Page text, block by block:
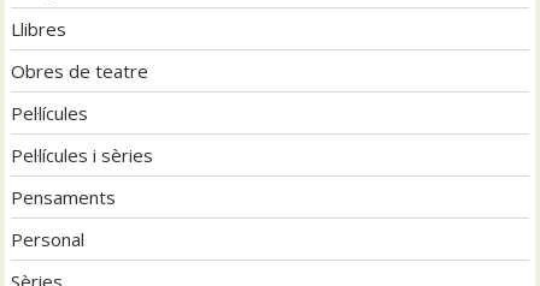
Llibres
Obres de teatre
Pel·lícules
Pel·lícules i sèries
Pensaments
Personal
Sèries